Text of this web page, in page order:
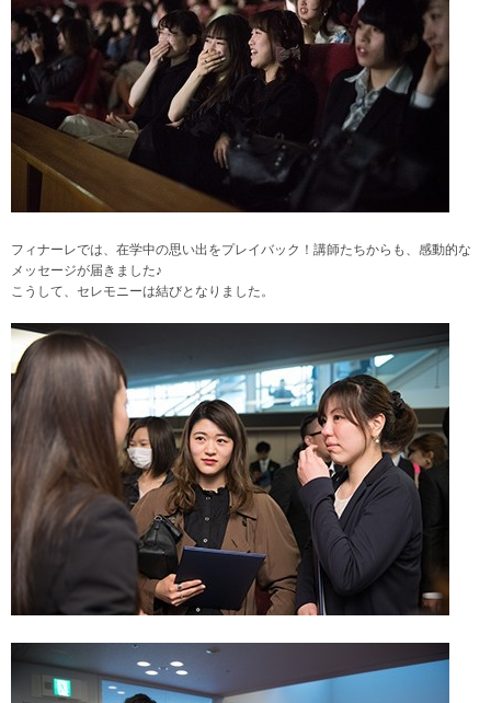
フィナーレでは、在学中の思い出をプレイバック！講師たちからも、感動的な
メッセージが届きました♪
こうして、セレモニーは結びとなりました。